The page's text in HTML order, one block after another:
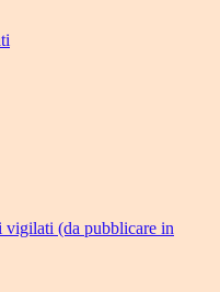
(da pubblicare in